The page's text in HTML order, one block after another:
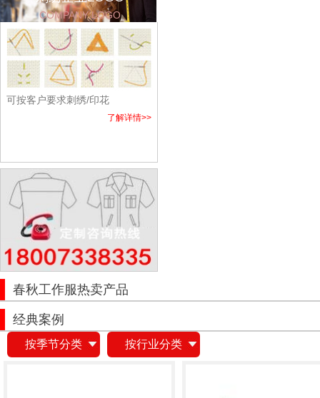
COMPANY LOGO
可按客户要求刺绣/印花
了解详情>>
春秋工作服热卖产品
经典案例
按季节分类 按行业分类